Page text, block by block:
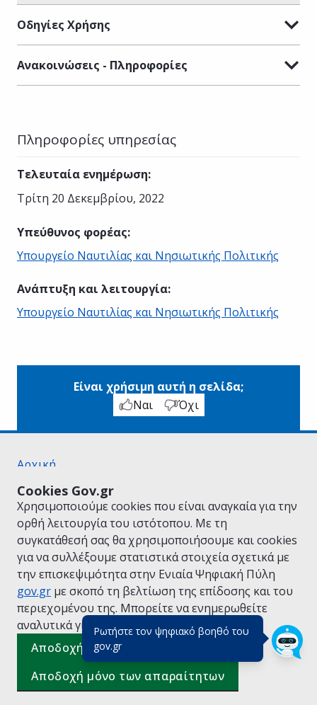
Ρωτήστε τον ψηφιακό βοηθό του
gov.gr(πάτησε για κλείσιμο)
Cookies Gov.gr
Χρησιμοποιούμε cookies που είναι αναγκαία για την
ορθή λειτουργία του ιστότοπου. Με τη
συγκατάθεσή σας θα χρησιμοποιήσουμε και cookies
για να συλλέξουμε στατιστικά στοιχεία σχετικά με
την επισκεψιμότητα στην Ενιαία Ψηφιακή Πύλη
gov.gr με σκοπό τη βελτίωση της επίδοσης και του
περιεχομένου της. Μπορείτε να ενημερωθείτε
αναλυτικά για την Πολιτική Cookies.
Αποδοχή όλων
Αποδοχή μόνο των απαραίτητων
Οδηγίες Χρήσης
Ανακοινώσεις - Πληροφορίες
Πληροφορίες υπηρεσίας
Τελευταία ενημέρωση:
Τρίτη 20 Δεκεμβρίου, 2022
Υπεύθυνος φορέας:
Υπουργείο Ναυτιλίας και Νησιωτικής Πολιτικής
Ανάπτυξη και λειτουργία:
Υπουργείο Ναυτιλίας και Νησιωτικής Πολιτικής
Είναι χρήσιμη αυτή η σελίδα;
Ναι
Όχι
Αρχική
Όροι Χρήσης
Πολιτική Απορρήτου
Δήλωση προσβασιμότητας
Πολιτική cookies
Προτάσεις για το gov.gr
Υλοποίηση από το Υπουργείο Ψηφιακής
Διακυβέρνησης
Ελληνικά |Αγγλικά